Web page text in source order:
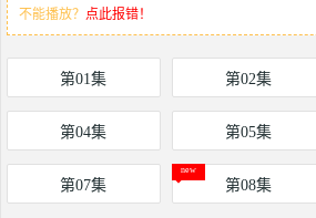
不能播放？ 点此报错！
第01集 第02集
第04集 第05集
第07集 第08集